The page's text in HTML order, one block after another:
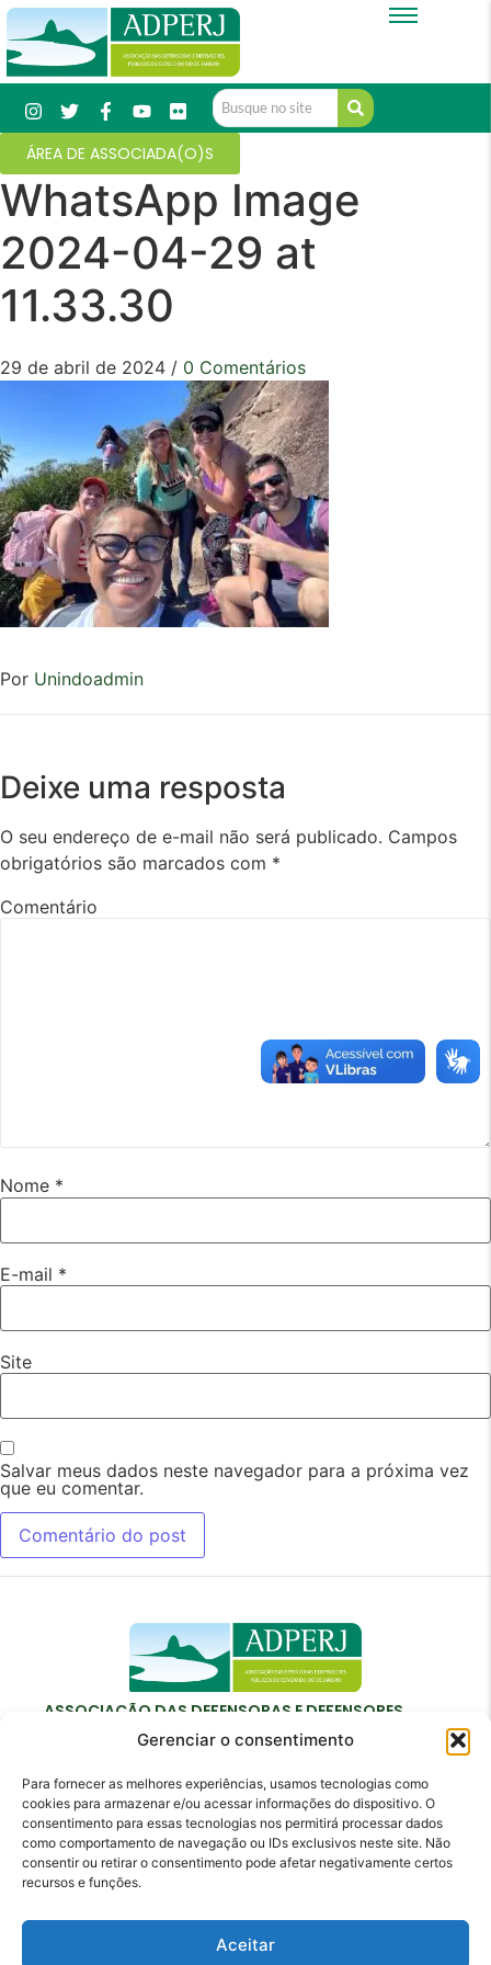
Gerenciar o consentimento
Para fornecer as melhores experiências, usamos tecnologias como
cookies para armazenar e/ou acessar informações do dispositivo. O
consentimento para essas tecnologias nos permitirá processar dados
como comportamento de navegação ou IDs exclusivos neste site. Não
consentir ou retirar o consentimento pode afetar negativamente certos
recursos e funções.
Aceitar
ÁREA DE ASSOCIADA(O)S
WhatsApp Image
2024-04-29 at
11.33.30
29 de abril de 2024 / 0 Comentários
Por Unindoadmin
Deixe uma resposta
O seu endereço de e-mail não será publicado. Campos
obrigatórios são marcados com *
Comentário
Nome *
E-mail *
Site
Salvar meus dados neste navegador para a próxima vez
que eu comentar.
ASSOCIAÇÃO DAS DEFENSORAS E DEFENSORES
PÚBLICOS DO ESTADO DO RIO DE JANEIRO
Contato
adperj@adperj.com.br
(21) 2220-6022